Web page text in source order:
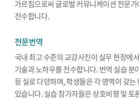
가르침으로써 글로벌 커뮤니케이션 전문
전수합니다.
전문번역
국내 최고 수준의 교강사진이 실무 현장에
기술과 노하우를 전수합니다. 번역 실습 분
등 실로 다양하며, 학생들은 각 영역이 갖
있습니다. 실습 참가자들은 상호비평 및 토